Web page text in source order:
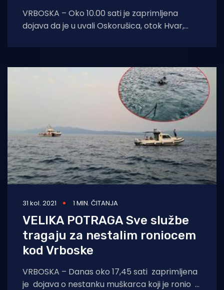
VRBOSKA – Oko 10.00 sati je zaprimljena
dojava da je u uvali Oskorušica, otok Hvar,
31 kol. 2021 1 MIN. ČITANJA
VELIKA POTRAGA Sve službe
tragaju za nestalim roniocem
kod Vrboske
VRBOSKA – Danas oko 17,45 sati zaprimljena
je dojava o nestanku muškarca koji je ronio u